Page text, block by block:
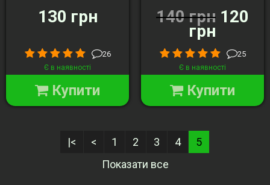
130 грн
26
Є в наявності
Купити
140 грн 120
грн
25
Є в наявності
Купити
|< < 1 2 3 4
5
Показати все